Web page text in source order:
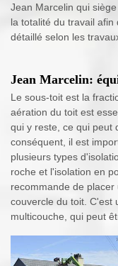
Jean Marcelin qui
la totalité du travail afin
détaillé selon les
Jean Marcelin:
Le sous-toit est la
aération du toit est
qui y reste, ce qui peut
conséquent, il est
plusieurs types
roche et l'isolation en
recommande de
couvercle du toit. C'est
multicouche, qui peut